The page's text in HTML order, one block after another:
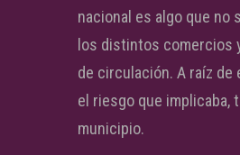
nacional es algo que no
los distintos comercios
de circulación. A raíz de
el riesgo que implicaba,
municipio.